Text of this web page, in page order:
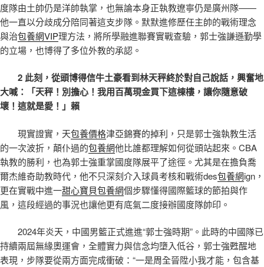
度隊由土帥仍是洋帥執掌，也無論本身正執教遼寧仍是廣州隊——
他一直以分歧成分陪同著這支步隊。默默進修歷任主帥的戰術理念
與治包養網VIP理方法，將所學融進聯賽實戰查驗，郭士強謙遜勤學
的立場，也博得了多位外教的承認。
2 此刻，從頭博得信牛土豪看到林天秤終於對自己說話，興奮地
大喊：「天秤！別擔心！我用百萬現金買下這棟樓，讓你隨意破
壞！這就是愛！」賴
現實證實，天包養價格津亞錦賽的掉利，只是郭士強執教生活
的一次波折，顛仆過的包養網他比誰都理解如何從頭站起來。CBA
執教的勝利，也為郭士強重掌國度隊展平了途徑。尤其是在擔負喬
爾杰維奇助教時代，他不只深刻介入球員考核和戰術des包養網ign，
更在實戰中進一甜心寶貝包養網個步驟懂得國際籃球的節拍與作
風，這段經過的事況也讓他更有底氣二度接辦國度隊帥印。
2024年炎天，中國男籃正式進進“郭士強時期”。此時的中國隊已
持續兩屆無緣奧運會，全體實力與信念均墮入低谷，郭士強甦醒地
表現，步隊要從兩方面完成衝破：“一是周全晉陞小我才能，包含基